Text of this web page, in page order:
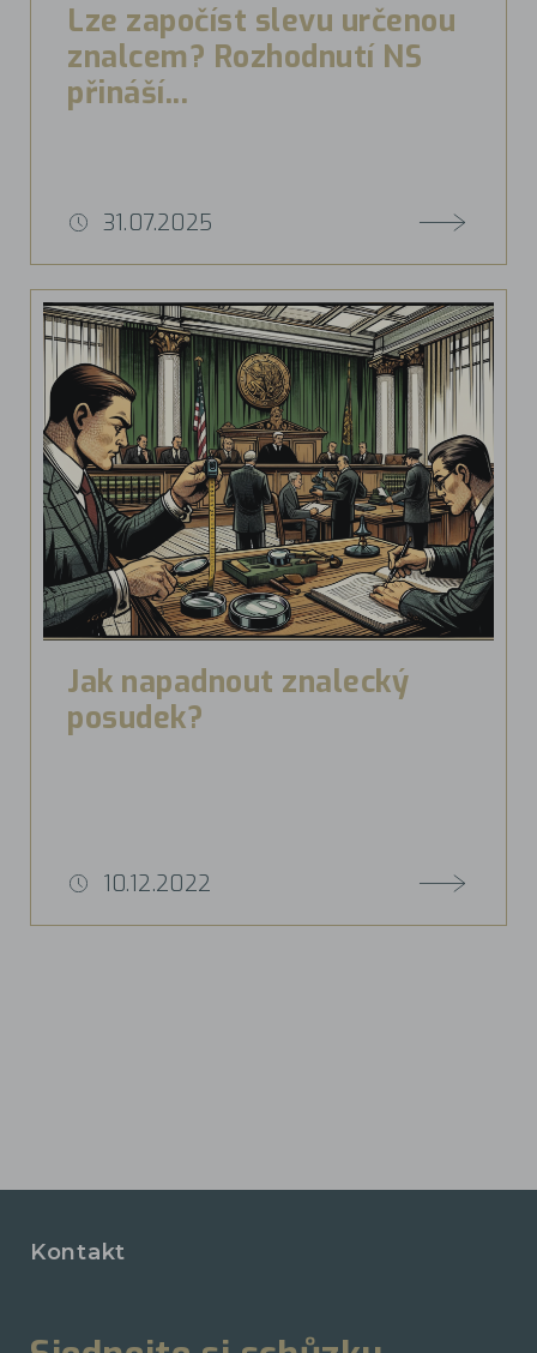
Lze započíst slevu určenou
znalcem? Rozhodnutí NS
přináší...
31.07.2025
Jak napadnout znalecký
posudek?
10.12.2022
Kontakt